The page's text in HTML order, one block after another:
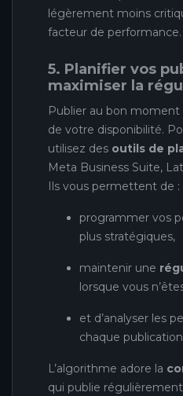
légèrement moins
facteur de performance.
5. Planifier vos
maximiser la
Publier au bon
de votre disponibilité.
utilisez des outils de
Meta Business Suite,
Ils vous permettent de :
programmer vos
plus stratégiques,
maintenir une
lorsque vous
et d’analyser les
chaque
L’algorithme adore la
qui publie